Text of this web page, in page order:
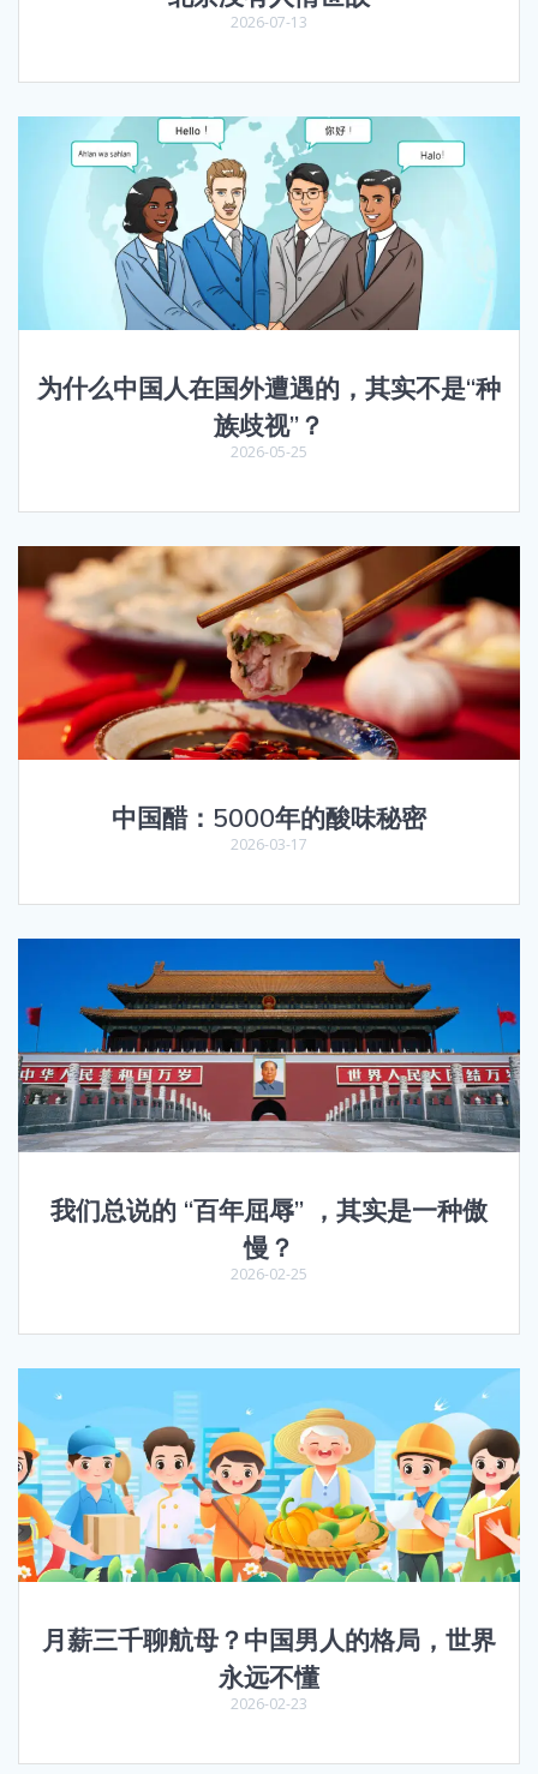
2026-07-13
为什么中国人在国外遭遇的，其实不是“种
族歧视”？
2026-05-25
中国醋：5000年的酸味秘密
2026-03-17
我们总说的 “百年屈辱” ，其实是一种傲
慢？
2026-02-25
月薪三千聊航母？中国男人的格局，世界
永远不懂
2026-02-23